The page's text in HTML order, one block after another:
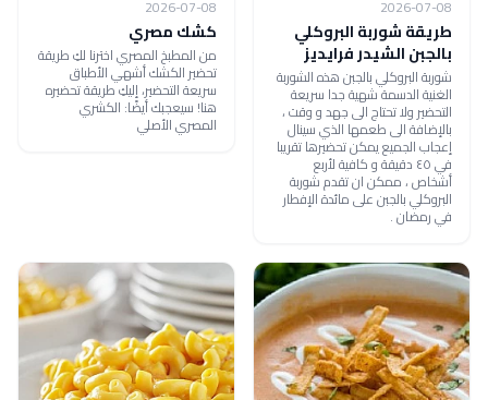
2026-07-08
طريقة شوربة البروكلي
بالجبن الشيدر فرايديز
شوربة البروكلي بالجبن هذه الشوربة
الغنية الدسمة شهية جدا سريعة
التحضير ولا تحتاج الى جهد و وقت ،
بالإضافة الى طعمها الذي سينال
إعجاب الجميع يمكن تحضيرها تقريبا
في ٤٥ دقيقة و كافية لأربع
أشخاص ، ممكن ان تقدم شوربة
البروكلي بالجبن على مائدة الإفطار
في رمضان .
2026-07-08
كشك مصري
من المطبخ المصري اخترنا لكِ طريقة
تحضير الكشك أشهي الأطباق
سريعة التحضير، إليكِ طريقة تحضيره
هنا! سيعجبك أيضًا: الكشري
المصري الأصلي